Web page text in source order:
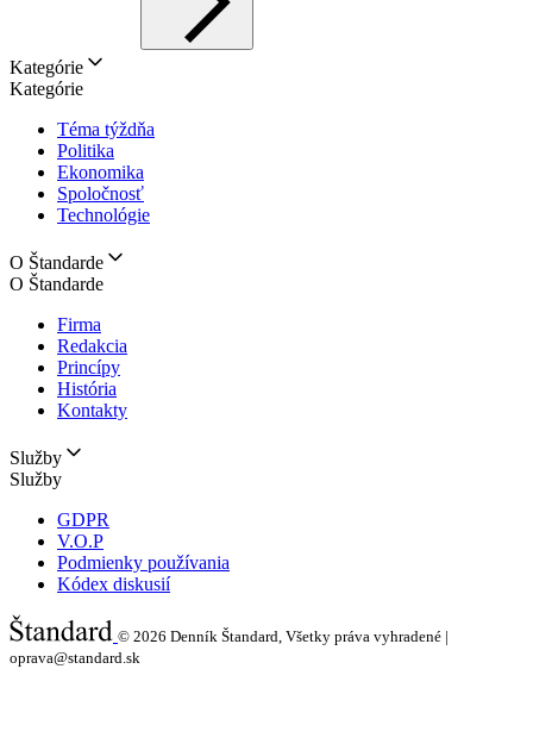
Kategórie
Kategórie
Téma týždňa
Politika
Ekonomika
Spoločnosť
Technológie
O Štandarde
O Štandarde
Firma
Redakcia
Princípy
História
Kontakty
Služby
Služby
GDPR
V.O.P
Podmienky používania
Kódex diskusií
© 2026 Denník Štandard, Všetky práva vyhradené |
oprava@standard.sk